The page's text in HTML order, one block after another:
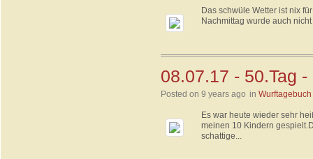
Das schwüle Wetter ist nix
Nachmittag wurde auch
08.07.17 - 50.Tag
Posted on 9 years ago in
Es war heute wieder sehr
meinen 10 Kindern
schattige...